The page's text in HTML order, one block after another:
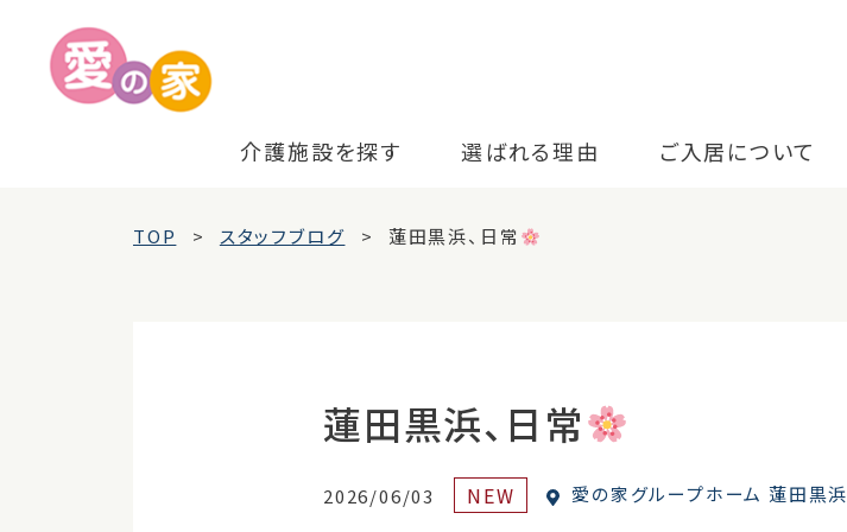
介護施設を探す 選ばれる理由 ご入居について
TOP スタッフブログ 蓮田黒浜、日常
蓮田黒浜、日常
2026/06/03 NEW 愛の家グループホーム 蓮田黒浜